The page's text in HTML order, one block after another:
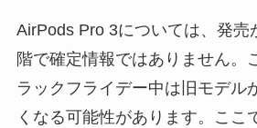
AirPods Pro 3については、発売
階で確定情報ではありません。
ラックフライデー中は旧モデル
くなる可能性があります。ここ